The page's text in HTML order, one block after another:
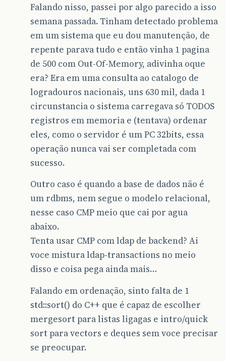
Falando nisso, passei por algo parecido a isso
semana passada. Tinham detectado problema
em um sistema que eu dou manutenção, de
repente parava tudo e então vinha 1 pagina
de 500 com Out-Of-Memory, adivinha oque
era? Era em uma consulta ao catalogo de
logradouros nacionais, uns 630 mil, dada 1
circunstancia o sistema carregava só TODOS
registros em memoria e (tentava) ordenar
eles, como o servidor é um PC 32bits, essa
operação nunca vai ser completada com
sucesso.
Outro caso é quando a base de dados não é
um rdbms, nem segue o modelo relacional,
nesse caso CMP meio que cai por agua
abaixo.
Tenta usar CMP com ldap de backend? Ai
voce mistura ldap-transactions no meio
disso e coisa pega ainda mais…
Falando em ordenação, sinto falta de 1
std::sort() do C++ que é capaz de escolher
mergesort para listas ligagas e intro/quick
sort para vectors e deques sem voce precisar
se preocupar.